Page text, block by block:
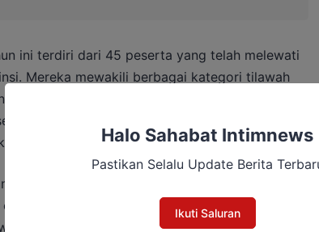
ini terdiri dari 45 peserta yang telah melewati
Mereka mewakili berbagai kategori tilawah
tahfidz 5 juz, serta cabang Hadits. Pembimbing
peserta telah mengikuti latihan intensif
dengan metode yang terstruktur dan disiplin.
teknis, Gubernur Sabran juga mengingatkan
sopan santun, dan disiplin selama berada di
perilaku peserta di luar arena lomba sama
Halo Sahabat Intimnews
Pastikan Selalu Update Berita
Ikuti Saluran